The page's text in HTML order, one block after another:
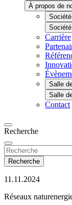
À propos de
Société
Société
Carrière
Salle
Salle
Contact
Recherche
Recherche
11.11.2024
Réseaux